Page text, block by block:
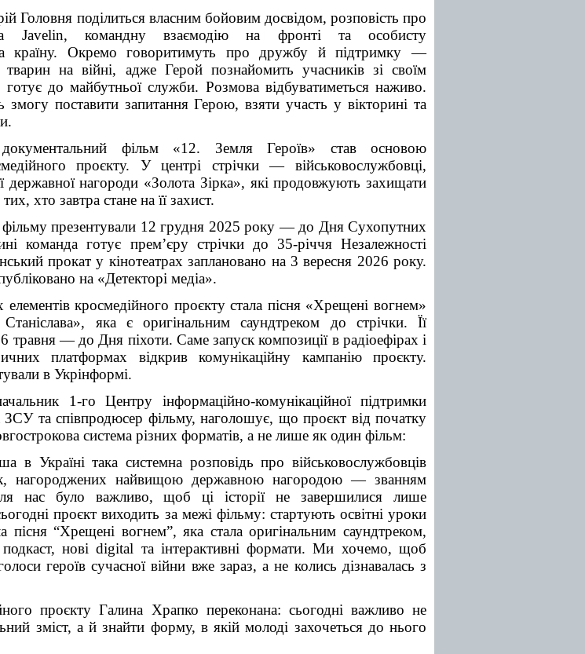
Головня поділиться власним бойовим досвідом, розповість про
Javelin, командну взаємодію на фронті та особисту
за країну. Окремо говоритимуть про дружбу й підтримку —
на війні, адже Герой познайомить учасників зі своїм
до майбутньої служби. Розмова відбуватиметься наживо.
поставити запитання Герою, взяти участь у вікторині та
фільм «12. Земля Героїв» став основою
проєкту. У центрі стрічки — військовослужбовці,
державної нагороди «Золота Зірка», які продовжують захищати
хто завтра стане на її захист.
фільму презентували 12 грудня 2025 року — до Дня Сухопутних
команда готує прем’єру стрічки до 35-річчя Незалежності
прокат у кінотеатрах заплановано на 3 вересня 2026 року.
на «Детекторі медіа».
кросмедійного проєкту стала пісня «Хрещені вогнем»
яка є оригінальним саундтреком до стрічки. Її
6 травня — до Дня піхоти. Саме запуск композиції в радіоефірах і
платформах відкрив комунікаційну кампанію проєкту.
в Укрінформі.
1-го Центру інформаційно-комунікаційної підтримки
ЗСУ та співпродюсер фільму, наголошує, що проєкт від початку
система різних форматів, а не лише як один фільм:
в Україні така системна розповідь про військовослужбовців
нагороджених найвищою державною нагородою — званням
нас було важливо, щоб ці історії не завершилися лише
проєкт виходить за межі фільму: стартують освітні уроки
пісня “Хрещені вогнем”, яка стала оригінальним саундтреком,
нові digital та інтерактивні формати. Ми хочемо, щоб
героїв сучасної війни вже зараз, а не колись дізнавалась з
проєкту Галина Храпко переконана: сьогодні важливо не
зміст, а й знайти форму, в якій молоді захочеться до нього